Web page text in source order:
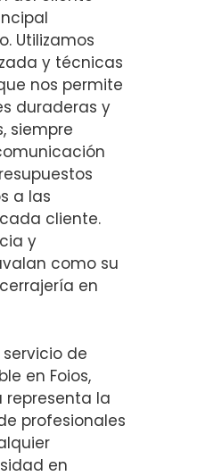
Utilizamos
y técnicas
nos permite
duraderas y
siempre
a las
cliente.
y
como su
en
de
en Foios,
representa la
profesionales
en